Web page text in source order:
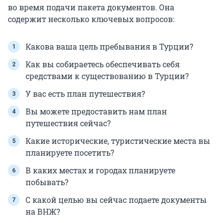
во время подачи пакета документов. Она
содержит несколько ключевых вопросов:
Какова ваша цель пребывания в Турции?
Как вы собираетесь обеспечивать себя
средствами к существованию в Турции?
У вас есть план путешествия?
Вы можете предоставить нам план
путешествия сейчас?
Какие исторические, туристические места вы
планируете посетить?
В каких местах и городах планируете
побывать?
С какой целью вы сейчас подаете документы
на ВНЖ?